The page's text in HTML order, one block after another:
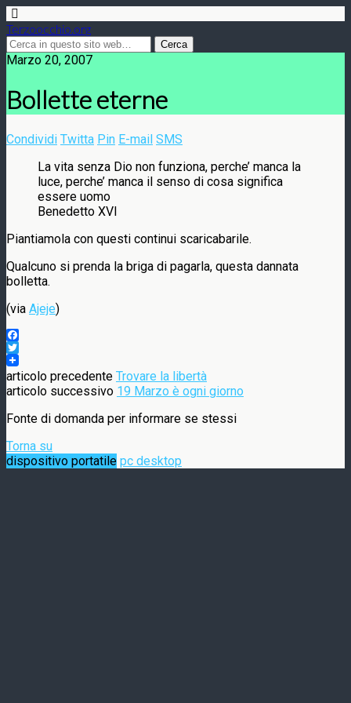
Terzoocchio.org
Marzo 20, 2007
Bollette eterne
Condividi Twitta Pin E-mail SMS
La vita senza Dio non funziona, perche’ manca la
luce, perche’ manca il senso di cosa significa
essere uomo
Benedetto XVI
Piantiamola con questi continui scaricabarile.
Qualcuno si prenda la briga di pagarla, questa dannata
bolletta.
(via Ajeje)
Facebook
Twitter
articolo precedente Trovare la libertà
articolo successivo 19 Marzo è ogni giorno
Fonte di domanda per informare se stessi
Torna su
dispositivo portatile pc desktop